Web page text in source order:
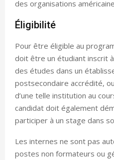
des organisations
Éligibilité
Pour être éligible au
doit être un étudiant inscrit
des études dans un
postsecondaire accrédité,
d’une telle institution au
candidat doit également
participer à un stage dans
Les internes ne sont pas
postes non formateurs ou